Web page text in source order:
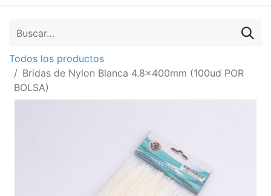
Todos los productos
Bridas de Nylon Blanca 4.8x400mm (100ud POR
BOLSA)